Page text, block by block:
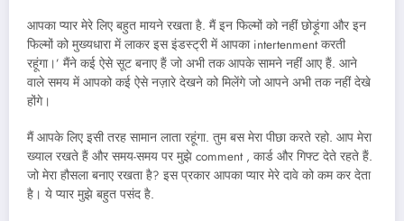
आपका प्यार मेरे लिए बहुत मायने रखता है. मैं इन फिल्मों को नहीं छोड़ूंगा और इन
फिल्मों को मुख्यधारा में लाकर इस इंडस्ट्री में आपका intertenment करती
रहूंगा।’ मैंने कई ऐसे सूट बनाए हैं जो अभी तक आपके सामने नहीं आए हैं. आने
वाले समय में आपको कई ऐसे नज़ारे देखने को मिलेंगे जो आपने अभी तक नहीं देखे
होंगे।
मैं आपके लिए इसी तरह सामान लाता रहूंगा. तुम बस मेरा पीछा करते रहो. आप मेरा
ख्याल रखते हैं और समय-समय पर मुझे comment , कार्ड और गिफ्ट देते रहते हैं.
जो मेरा हौसला बनाए रखता है? इस प्रकार आपका प्यार मेरे दावे को कम कर देता
है। ये प्यार मुझे बहुत पसंद है.